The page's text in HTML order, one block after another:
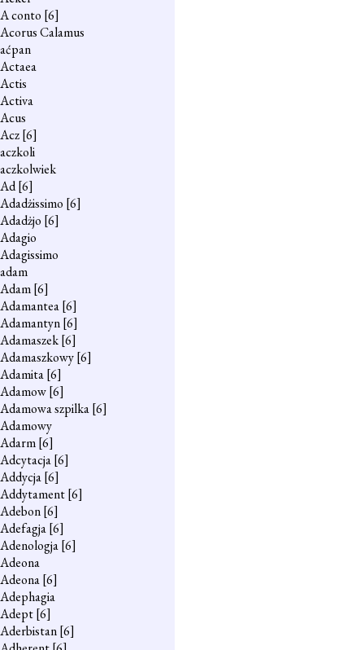
A conto [6]
Acorus Calamus
aćpan
Actaea
Actis
Activa
Acus
Acz[6]
aczkoli
aczkolwiek
Ad[6]
Adadżissimo [6]
Adadżjo [6]
Adagio
Adagissimo
adam
Adam[6]
Adamantea[6]
Adamantyn[6]
Adamaszek[6]
Adamaszkowy[6]
Adamita[6]
Adamow[6]
Adamowa szpilka[6]
Adamowy
Adarm[6]
Adcytacja[6]
Addycja[6]
Addytament[6]
Adebon[6]
Adefagja[6]
Adenologja[6]
Adeona
Adeona[6]
Adephagia
Adept[6]
Aderbistan[6]